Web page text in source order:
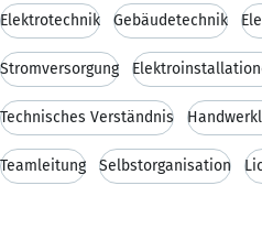
Elektrotechnik Gebäudetechnik
Stromversorgung
Technisches Verständnis
Teamleitung Selbstorganisation